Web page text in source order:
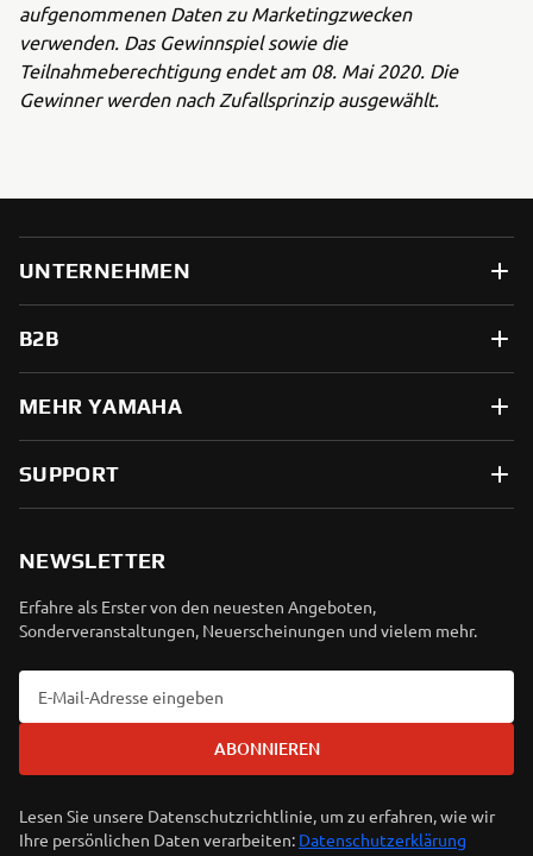
aufgenommenen Daten zu Marketingzwecken
verwenden. Das Gewinnspiel sowie die
Teilnahmeberechtigung endet am 08. Mai 2020. Die
Gewinner werden nach Zufallsprinzip ausgewählt.
UNTERNEHMEN
B2B
MEHR YAMAHA
SUPPORT
NEWSLETTER
Erfahre als Erster von den neuesten Angeboten,
Sonderveranstaltungen, Neuerscheinungen und vielem mehr.
ABONNIEREN
Lesen Sie unsere Datenschutzrichtlinie, um zu erfahren, wie wir
Ihre persönlichen Daten verarbeiten: Datenschutzerklärung